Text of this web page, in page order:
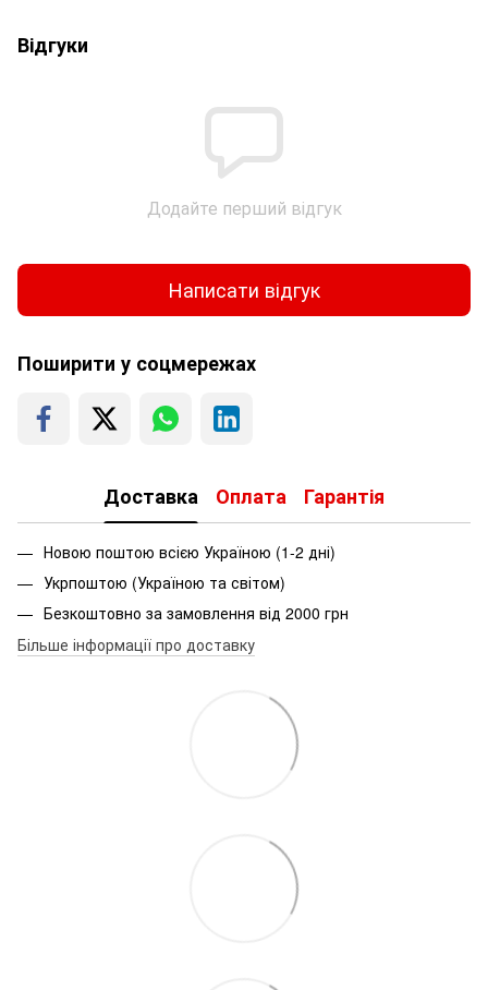
Відгуки
Додайте перший відгук
Написати відгук
Поширити у соцмережах
Доставка Оплата Гарантія
Новою поштою всією Україною (1-2 дні)
Укрпоштою (Україною та світом)
Безкоштовно за замовлення від 2000 грн
Більше інформації про доставку